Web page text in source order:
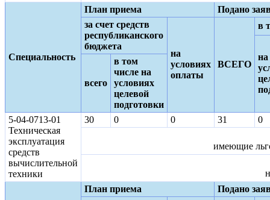
Специальность
План приема
Подано
за счет средств
республиканского
бюджета
на
условиях
оплаты
ВСЕГО
в
на
всего
в том
числе на
условиях
целевой
подготовки
5-04-0713-01
Техническая
эксплуатация
средств
вычислительной
техники
30 0 0 31 0
имеющие
План приема
Подано